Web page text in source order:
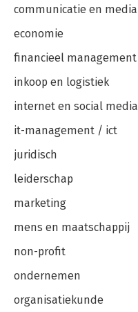
communicatie en media
economie
financieel management
inkoop en logistiek
internet en social media
it-management / ict
juridisch
leiderschap
marketing
mens en maatschappij
non-profit
ondernemen
organisatiekunde